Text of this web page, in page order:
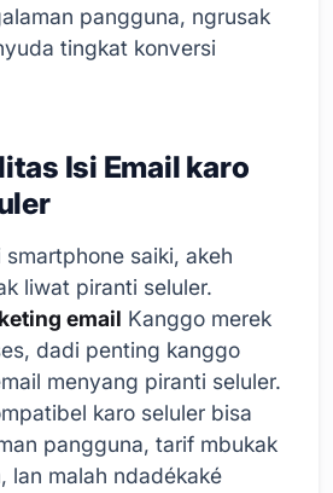
pangguna, ngrusak
tingkat konversi
Isi Email karo
saiki, akeh
liwat piranti seluler.
email Kanggo merek
dadi penting kanggo
menyang piranti seluler.
karo seluler bisa
pangguna, tarif mbukak
lan malah ndadékaké